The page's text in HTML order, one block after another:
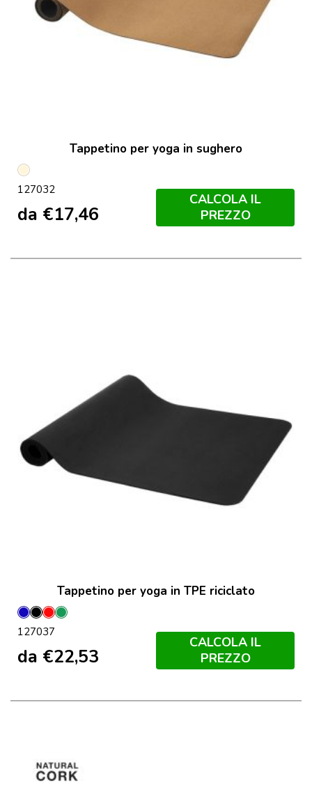
Tappetino per yoga in sughero
Natural
127032
da €17,46
CALCOLA IL
PREZZO
Tappetino per yoga in TPE riciclato
BluNero
RossoVerde
127037
da €22,53
CALCOLA IL
PREZZO